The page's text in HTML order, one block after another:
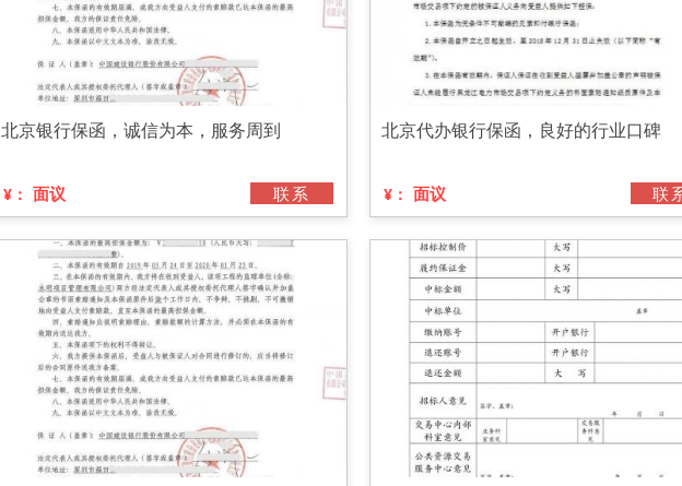
北京银行保函，诚信为本，服务周到
¥： 面议 联系
北京代办银行保函，良好的行业口碑
¥： 面议 联